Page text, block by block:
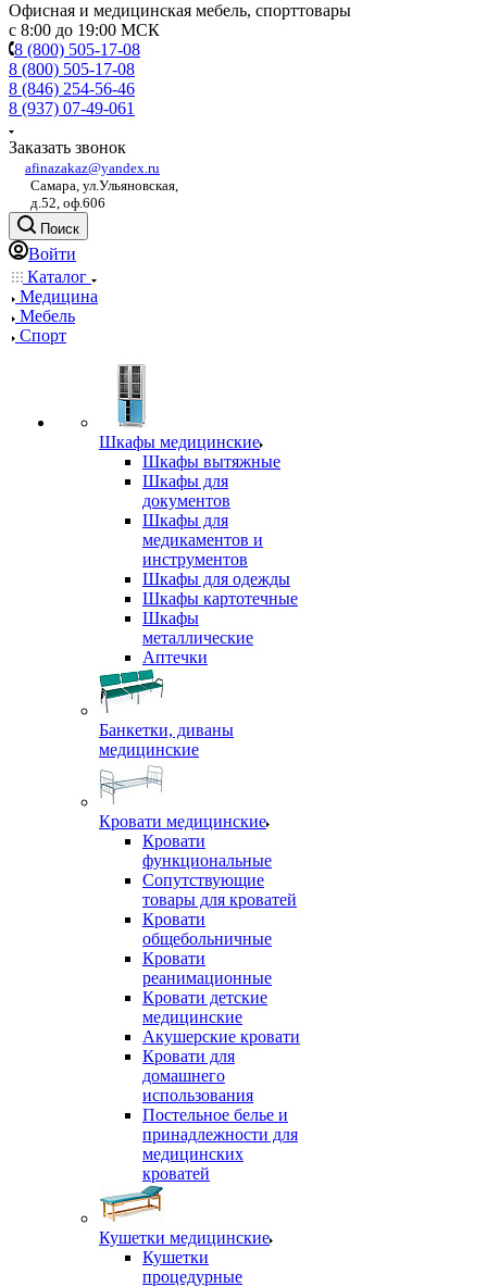
Офисная и медицинская мебель, спорттовары
с 8:00 до 19:00 МСК
8 (800) 505-17-08
8 (800) 505-17-08
8 (846) 254-56-46
8 (937) 07-49-061
Заказать звонок
afinazakaz@yandex.ru
Самара, ул.Ульяновская,
д.52, оф.606
Поиск
Войти
Каталог
Медицина
Мебель
Спорт
Шкафы медицинские
Шкафы вытяжные
Шкафы для
документов
Шкафы для
медикаментов и
инструментов
Шкафы для одежды
Шкафы картотечные
Шкафы
металлические
Аптечки
Банкетки, диваны
медицинские
Кровати медицинские
Кровати
функциональные
Сопутствующие
товары для кроватей
Кровати
общебольничные
Кровати
реанимационные
Кровати детские
медицинские
Акушерские кровати
Кровати для
домашнего
использования
Постельное белье и
принадлежности для
медицинских
кроватей
Кушетки медицинские
Кушетки
процедурные